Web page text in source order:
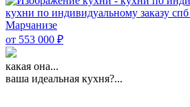
кухни по индивидуальному заказу спб
Марчанизе
от 553 000 ₽
какая она...
ваша идеальная кухня?...